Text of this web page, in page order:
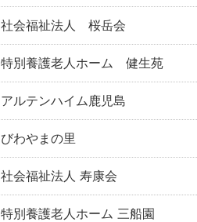
社会福祉法人 桜岳会
特別養護老人ホーム 健生苑
アルテンハイム鹿児島
びわやまの里
社会福祉法人 寿康会
特別養護老人ホーム 三船園